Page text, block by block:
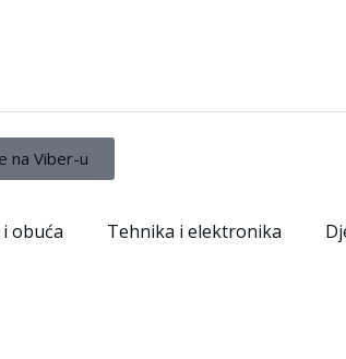
na Viber-u
obuća Tehnika i elektronika